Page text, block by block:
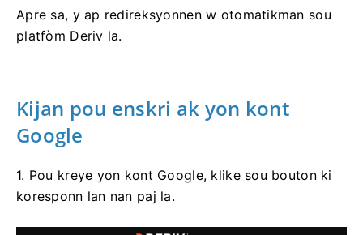
Apre sa, y ap redireksyonnen w otomatikman sou
platfòm Deriv la.
Kijan pou enskri ak yon kont
Google
1. Pou kreye yon kont Google, klike sou bouton ki
koresponn lan nan paj la.